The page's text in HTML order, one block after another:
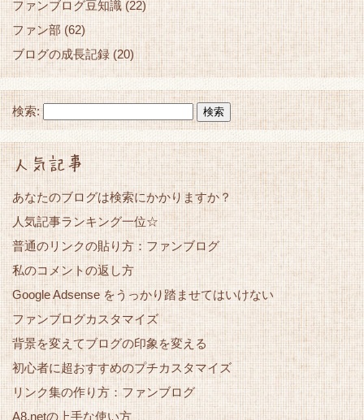
ファンブログ豆知識(22)
ファン部 (62)
ブログの成長記録 (20)
検索:
人気記事
あなたのブログは検索にかかりますか？
人気記事ランキング一位☆
普通のリンクの貼り方：ファンブログ
私のコメントの返し方
Google Adsense をうっかり踏ませてはいけない
ファンブログカスタマイズ
背景を変えてブログの印象を変える
初心者に超おすすめのプチカスタマイズ
リンク集の作り方：ファンブログ
A8.netの上手な使い方